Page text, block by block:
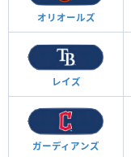
オリオールズ
レイズ
ガーディアンズ